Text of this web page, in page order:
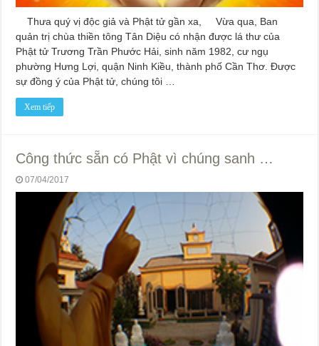
Thưa quý vị độc giả và Phật tử gần xa, Vừa qua, Ban
quản trị chùa thiền tông Tân Diệu có nhận được lá thư của
Phật tử Trương Trần Phước Hải, sinh năm 1982, cư ngụ
phường Hưng Lợi, quận Ninh Kiều, thành phố Cần Thơ. Được
sự đồng ý của Phật tử, chúng tôi …
Xem tiếp
Công thức sẵn có Phật vì chúng sanh …
07/04/2017